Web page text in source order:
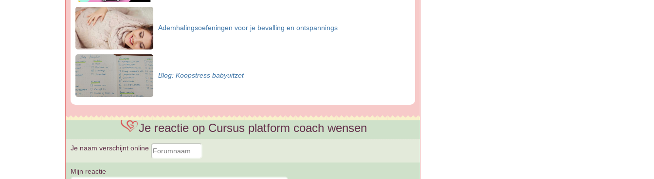
Ademhalingsoefeningen voor je bevalling en ontspannings
Blog: Koopstress babyuitzet
Je reactie op Cursus platform coach wensen
Je naam verschijnt online
Mijn reactie